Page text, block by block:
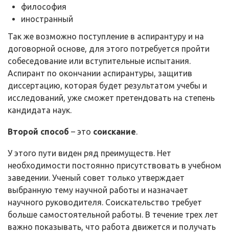
философия
иностранный
Так же возможно поступление в аспирантуру и на
договорной основе, для этого потребуется пройти
собеседование или вступительные испытания.
Аспирант по окончании аспирантуры, защитив
диссертацию, которая будет результатом учебы и
исследований, уже сможет претендовать на степень
кандидата наук.
Второй способ – это соискание.
У этого пути виден ряд преимуществ. Нет
необходимости постоянно присутствовать в учебном
заведении. Ученый совет только утверждает
выбранную тему научной работы и назначает
научного руководителя. Соискательство требует
больше самостоятельной работы. В течение трех лет
важно показывать, что работа движется и получать